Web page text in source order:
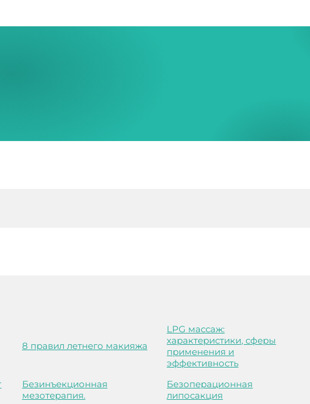
8 правил летнего макияжа
LPG массаж:
характеристики, сферы
применения и
эффективность
Безинъекционная
мезотерапия.
Безоперационная
липосакция